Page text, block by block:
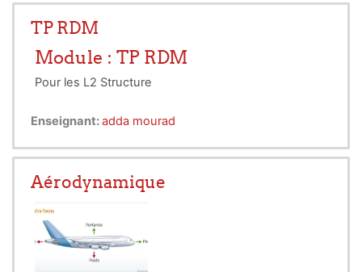
TP RDM
Module : TP RDM
Pour les L2 Structure
TP N 1 Flexion simple
TP N 2 Flexion Déviée
Enseignant:adda mourad
Aérodynamique